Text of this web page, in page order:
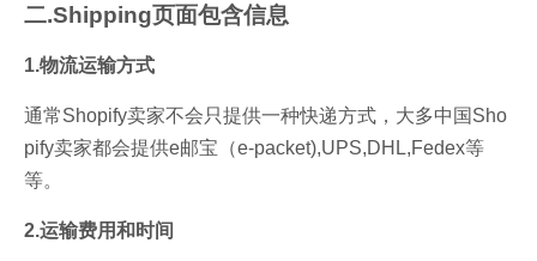
二.Shipping页面包含信息
1.物流运输方式
通常Shopify卖家不会只提供一种快递方式，大多中国Sho
pify卖家都会提供e邮宝（e-packet),UPS,DHL,Fedex等
等。
2.运输费用和时间